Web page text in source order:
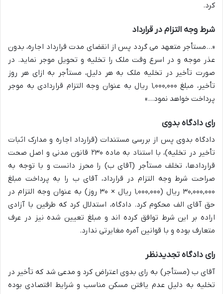
کرد.
شرط وجه التزام در قرارداد
«…مستأجر متعهد می گردد پس از انقضای مدت قرارداد اجاره، بدون
عذر موجه و در اسرع وقت ملک را تخلیه و تحویل موجر نماید. در
صورت تأخیر در تخلیه ملک به هر دلیل، مستأجر به ازای هر روز
تأخیر، مبلغ ۱,۰۰۰,۰۰۰ ریال به عنوان وجه التزام قراردادی به موجر
پرداخت خواهد نمود…»
رای دادگاه بدوی
دادگاه بدوی پس از بررسی مستندات (قرارداد اجاره و مدارک اثبات
تأخیر در تخلیه)، با استناد به ماده ۲۳۰ قانون مدنی و اصل صحت
قراردادها، تخلف مستأجر (آقای ب) را محرز دانست و با توجه به
صراحت شرط وجه التزام در قرارداد، آقای ب را به پرداخت مبلغ
۳۰,۰۰۰,۰۰۰ ریال (۱,۰۰۰,۰۰۰ ریال × ۳۰ روز) به عنوان وجه التزام در
حق آقای الف محکوم کرد. دادگاه، استدلال کرد که طرفین با آزادی
اراده بر این شرط توافق کرده اند و مبلغ تعیین شده نیز در عرف
متعارف بوده و با قوانین آمره مغایرتی ندارد.
رای دادگاه تجدیدنظر
آقای ب (مستأجر) به رای بدوی اعتراض کرد و مدعی شد که تأخیر در
تخلیه به دلیل عدم یافتن مسکن مناسب و شرایط اقتصادی بوده